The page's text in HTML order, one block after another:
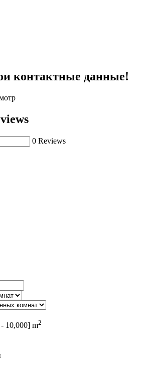
контактные данные!
0 Reviews
- 10,000] m2